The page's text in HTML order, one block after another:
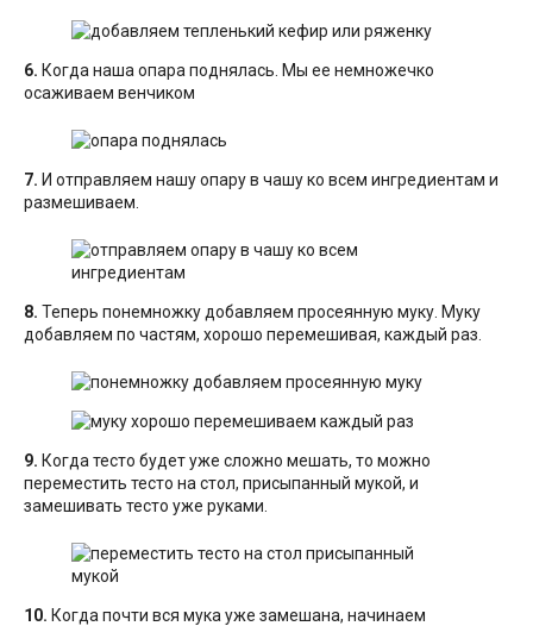
6. Когда наша опара поднялась. Мы ее немножечко
осаживаем венчиком
7. И отправляем нашу опару в чашу ко всем ингредиентам и
размешиваем.
8. Теперь понемножку добавляем просеянную муку. Муку
добавляем по частям, хорошо перемешивая, каждый раз.
9. Когда тесто будет уже сложно мешать, то можно
переместить тесто на стол, присыпанный мукой, и
замешивать тесто уже руками.
10. Когда почти вся мука уже замешана, начинаем